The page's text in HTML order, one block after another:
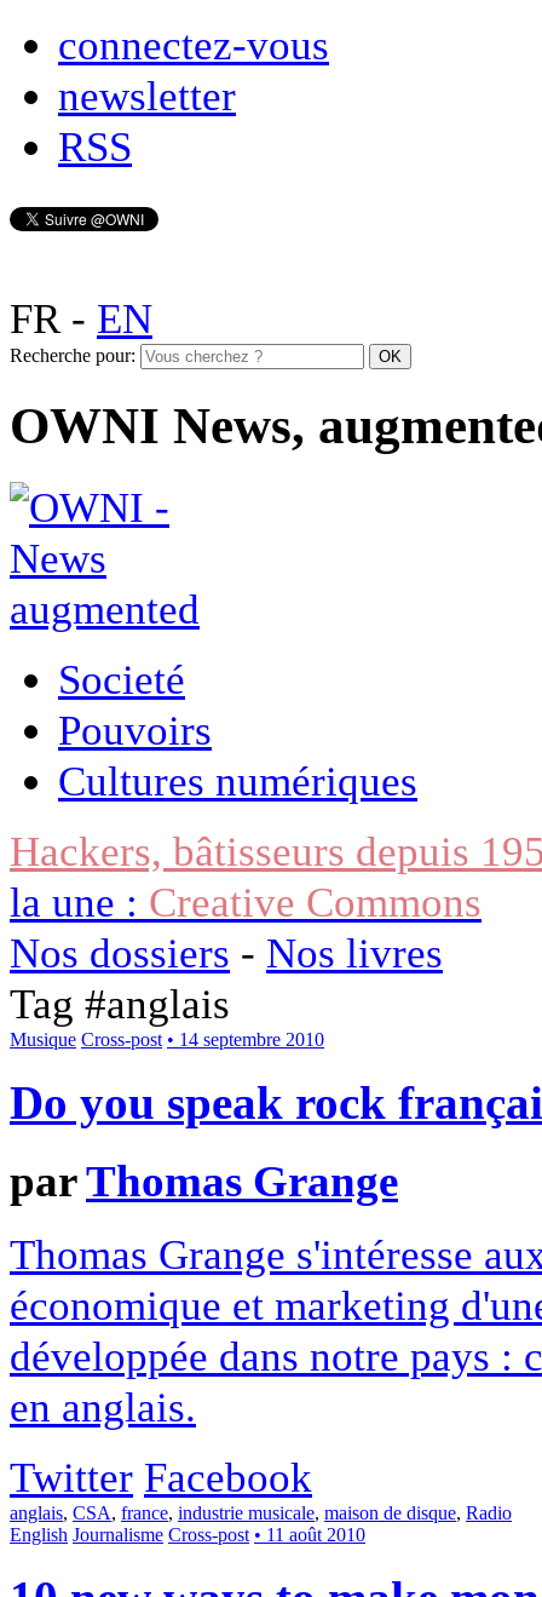
connectez-vous
newsletter
RSS
FR- EN
Recherche pour:
OWNI News,
Societé
Pouvoirs
Cultures numériques
Hackers, bâtisseurs depuis
la une : Creative Commons
Nos dossiers - Nos livres
Tag #anglais
Musique Cross-post • 14 septembre 2010
Do you speak rock
parThomas Grange
Thomas Grange s'intéresse
économique et marketing
développée dans notre pays :
en anglais.
Twitter Facebook
anglais, CSA, france, industrie musicale, maison de disque, Radio
English Journalisme Cross-post • 11 août 2010